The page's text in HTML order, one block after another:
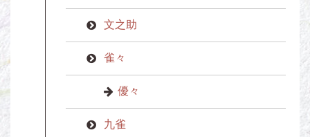
文之助
雀々
優々
九雀